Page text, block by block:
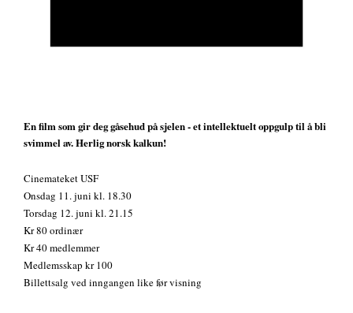
En film som gir deg gåsehud på sjelen - et intellektuelt oppgulp til å bli
svimmel av. Herlig norsk kalkun!
Cinemateket USF
Onsdag 11. juni kl. 18.30
Torsdag 12. juni kl. 21.15
Kr 80 ordinær
Kr 40 medlemmer
Medlemsskap kr 100
Billettsalg ved inngangen like før visning